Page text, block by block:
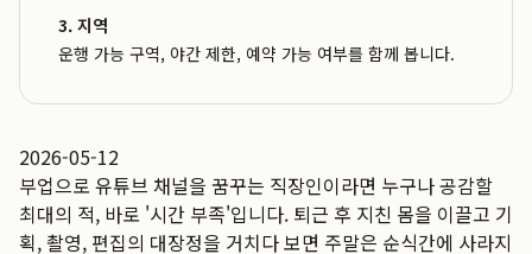
3. 지역
운행 가능 구역, 야간 제한, 예약 가능 여부를 함께 봅니다.
2026-05-12
부업으로 유튜브 채널을 꿈꾸는 직장인이라면 누구나 공감할
최대의 적, 바로 '시간 부족'입니다. 퇴근 후 지친 몸을 이끌고 기
획, 촬영, 편집의 대장정을 거치다 보면 주말은 순식간에 사라지